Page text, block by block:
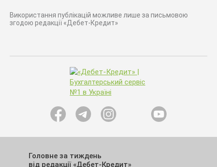
Використання публікацій можливе лише за письмовою
згодою редакції «Дебет-Кредит»
Головне за тиждень
від редакції «Дебет-Кредит»